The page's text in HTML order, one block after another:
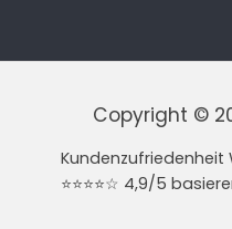
Copyright ©
Kundenzufriedenheit
⭐⭐⭐⭐☆ 4,9/5